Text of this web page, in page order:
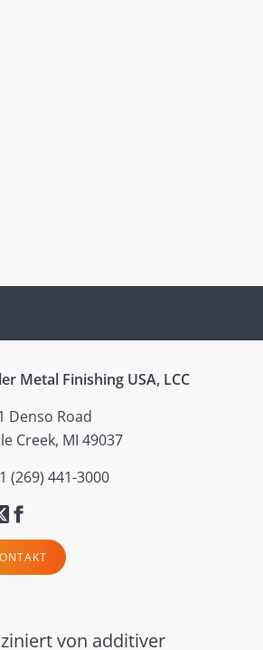
Metal Finishing USA, LCC
Denso Road
Creek, MI 49037
(269) 441-3000
von additiver